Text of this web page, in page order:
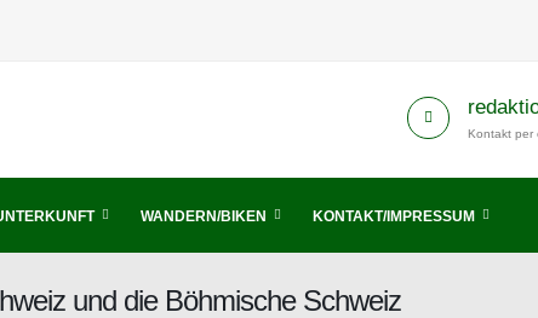
Kontakt per
WANDERN/BIKEN KONTAKT/IMPRESSUM
und die Böhmische Schweiz